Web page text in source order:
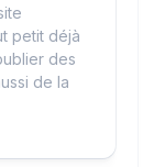
petit déjà
des
de la